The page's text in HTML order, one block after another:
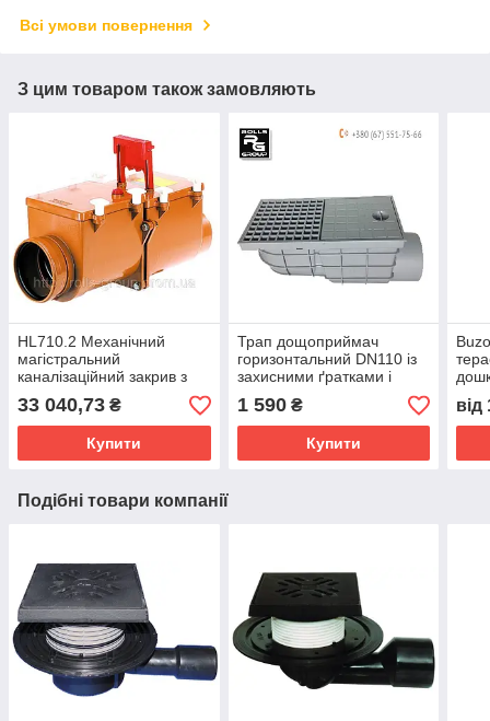
Всі умови повернення
З цим товаром також замовляють
HL710.2 Механічний
магістральний
каналізаційний закрив з
ABS, DN110 мм, Австрія
33 040,73 ₴
Купити
Трап дощоприймач
горизонтальний DN110 із
захисними ґратками і
морозостійким клапаном,
із ревізійним лючком
1 590₴
Купити
від
Подібні товари компанії